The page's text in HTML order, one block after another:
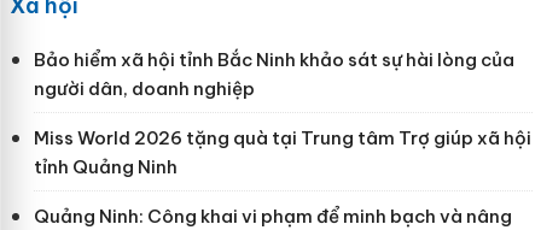
Bảo hiểm xã hội tỉnh Bắc Ninh khảo sát sự hài lòng của
người dân, doanh nghiệp
Miss World 2026 tặng quà tại Trung tâm Trợ giúp xã hội
tỉnh Quảng Ninh
Quảng Ninh: Công khai vi phạm để minh bạch và nâng